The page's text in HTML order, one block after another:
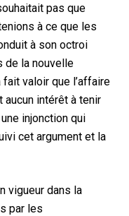
pas que
à ce que les
à son octroi
de la nouvelle
valoir que l’affaire
aucun intérêt à tenir
injonction qui
cet argument et la
vigueur dans la
par les